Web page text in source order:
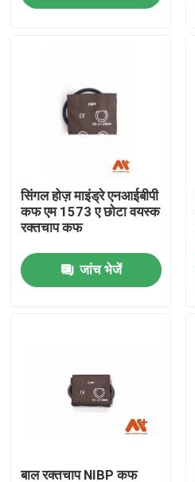
हमारे बारे में
गुणवत्ता नियंत्रण
हमसे संपर्क करें
ईसीजी रोगी केबल
पुन: प्रयोज्य खराब 2 सेंसर
सिंगल होज़ माइंड्रे एनआईबीपी
कफ एम 1573 ए छोटा वयस्क
रक्तचाप कफ
जांच भेजें
बाल रक्तचाप NIBP कफ